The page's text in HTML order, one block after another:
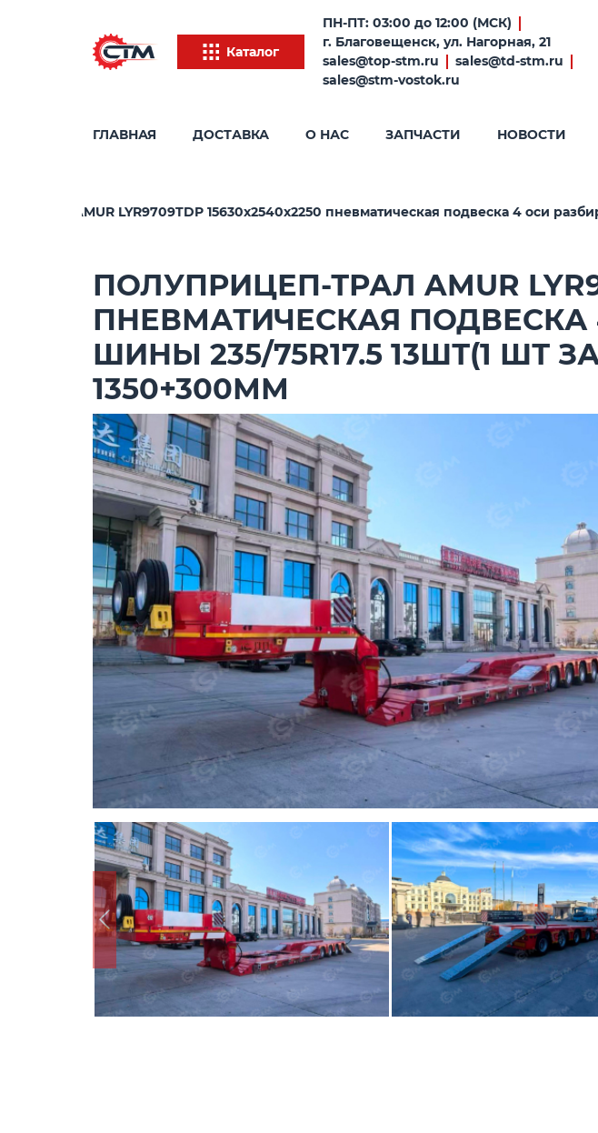
Каталог
ПН-ПТ: 03:00 до 12:00 (МСК)
г. Благовещенск, ул. Нагорная, 21
sales@top-stm.ru
sales@td-stm.ru
sales@stm-vostok.ru
ГЛАВНАЯ ДОСТАВКА О НАС ЗАПЧАСТИ НОВОСТИ
трал AMUR LYR9709TDP 15630х2540х2250 пневматическая подвеска 4 оси
ПОЛУПРИЦЕП-ТРАЛ AMUR
ПНЕВМАТИЧЕСКАЯ
ШИНЫ 235/75R17.5 13ШТ(1 ШТ
1350+300ММ
Предыдущий